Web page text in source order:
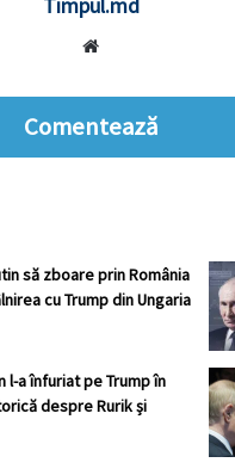
Comentează
să zboare prin România
cu Trump din Ungaria
l-a înfuriat pe Trump în
despre Rurik și